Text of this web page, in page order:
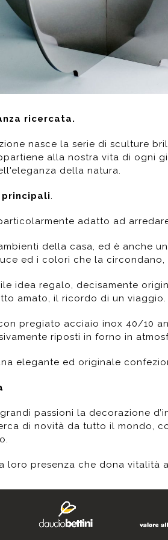
ricercata.
nasce la serie di sculture
alla nostra vita di ogni
della natura.
.
adatto ad
della casa, ed è anche
ed i colori che la
idea regalo, decisamente
amato, il ricordo di un viaggio.
pregiato acciaio inox 40/10
riposti in forno in
elegante ed originale
passioni la decorazione
di novità da tutto il mondo,
loro presenza che dona vitalità